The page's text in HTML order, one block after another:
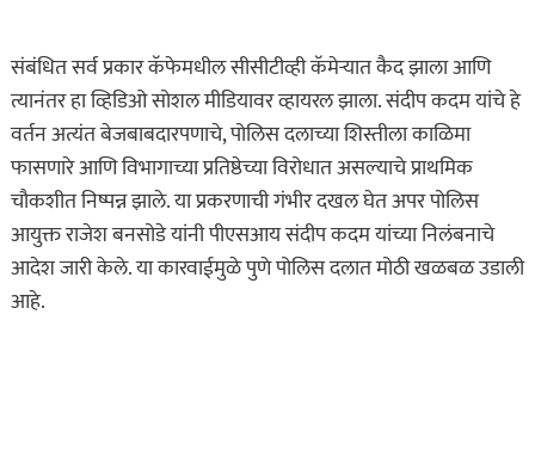
संबंधित सर्व प्रकार कॅफेमधील सीसीटीव्ही कॅमेऱ्यात कैद झाला आणि
त्यानंतर हा व्हिडिओ सोशल मीडियावर व्हायरल झाला. संदीप कदम यांचे हे
वर्तन अत्यंत बेजबाबदारपणाचे, पोलिस दलाच्या शिस्तीला काळिमा
फासणारे आणि विभागाच्या प्रतिष्ठेच्या विरोधात असल्याचे प्राथमिक
चौकशीत निष्पन्न झाले. या प्रकरणाची गंभीर दखल घेत अपर पोलिस
आयुक्त राजेश बनसोडे यांनी पीएसआय संदीप कदम यांच्या निलंबनाचे
आदेश जारी केले. या कारवाईमुळे पुणे पोलिस दलात मोठी खळबळ उडाली
आहे.